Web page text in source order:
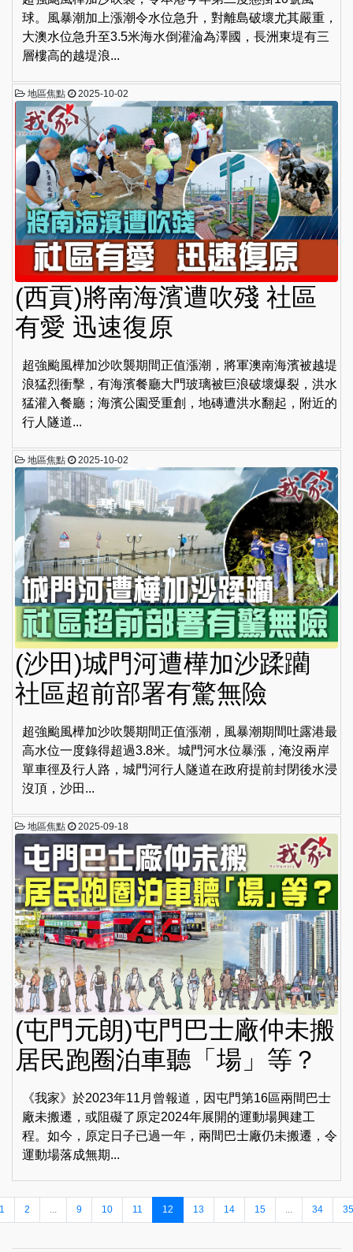
球。風暴潮加上漲潮令水位急升，對離島破壞尤其嚴重，
大澳水位急升至3.5米海水倒灌淪為澤國，長洲東堤有三
層樓高的越堤浪...
地區焦點 2025-10-02
(西貢)將南海濱遭吹殘 社區
有愛 迅速復原
超強颱風樺加沙吹襲期間正值漲潮，將軍澳南海濱被越堤
浪猛烈衝擊，有海濱餐廳大門玻璃被巨浪破壞爆裂，洪水
猛灌入餐廳；海濱公園受重創，地磚遭洪水翻起，附近的
行人隧道...
地區焦點 2025-10-02
(沙田)城門河遭樺加沙蹂躪
社區超前部署有驚無險
超強颱風樺加沙吹襲期間正值漲潮，風暴潮期間吐露港最
高水位一度錄得超過3.8米。城門河水位暴漲，淹沒兩岸
單車徑及行人路，城門河行人隧道在政府提前封閉後水浸
沒頂，沙田...
地區焦點 2025-09-18
(屯門元朗)屯門巴士廠仲未搬
居民跑圈泊車聽「場」等？
《我家》於2023年11月曾報道，因屯門第16區兩間巴士
廠未搬遷，或阻礙了原定2024年展開的運動場興建工
程。如今，原定日子已過一年，兩間巴士廠仍未搬遷，令
運動場落成無期...
1 2 9 10 11 12 13 14 15 34 35